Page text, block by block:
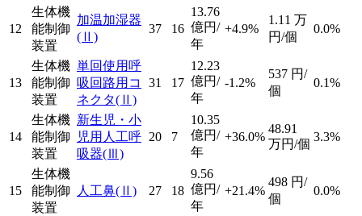
12
生体機
能制御
装置
加温加湿器
(Ⅱ)
37 16
13.76
億円/
年
+4.9%
1.11 万
円/個
0.0%
13
生体機
能制御
装置
単回使用呼
吸回路用コ
ネクタ(Ⅱ)
31 17
12.23
億円/
年
-1.2%
537 円/
個
0.1%
14
生体機
能制御
装置
新生児・小
児用人工呼
吸器(Ⅲ)
20 7
10.35
億円/
年
+36.0%
48.91
万円/個
3.3%
15
生体機
能制御
装置
人工鼻(Ⅱ) 27 18
9.56
億円/
年
+21.4%
498 円/
個
0.0%